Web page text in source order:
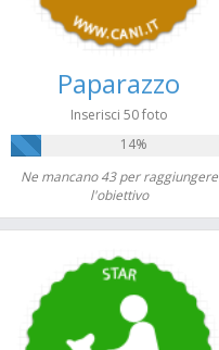
Paparazzo
Inserisci 50 foto
14%
Ne mancano 43 per raggiungere
l'obiettivo